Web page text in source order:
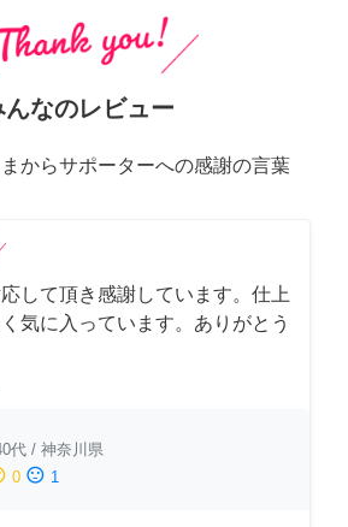
んなのレビュー
からサポーターへの感謝の言葉
して頂き感謝しています。仕上
気に入っています。ありがとう
代 / 神奈川県
0 sentiment_dissatisfied 1